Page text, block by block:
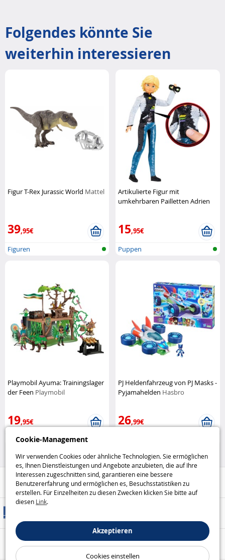
Cookie-Management
Wir verwenden Cookies oder ähnliche Technologien. Sie ermöglichen
es, Ihnen Dienstleistungen und Angebote anzubieten, die auf Ihre
Interessen zugeschnitten sind, garantieren eine bessere
Benutzererfahrung und ermöglichen es, Besuchsstatistiken zu
erstellen. Für Einzelheiten zu diesen Zwecken klicken Sie bitte auf
diesen Link.
Akzeptieren
Cookies einstellen
Folgendes könnte Sie
weiterhin interessieren
Figur T-Rex Jurassic World Mattel
39,95€
Figuren
Artikulierte Figur mit
umkehrbaren Pailletten Adrien
15,95€
Puppen
Playmobil Ayuma: Trainingslager
der Feen Playmobil
19,95€
Playmobil
PJ Heldenfahrzeug von PJ Masks -
Pyjamahelden Hasbro
26,99€
Hilfe / Kontakt
Sicheres Bezahlen